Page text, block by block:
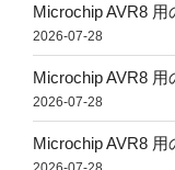
Microchip AVR8
2026-07-28
Microchip AVR8
2026-07-28
Microchip AVR8